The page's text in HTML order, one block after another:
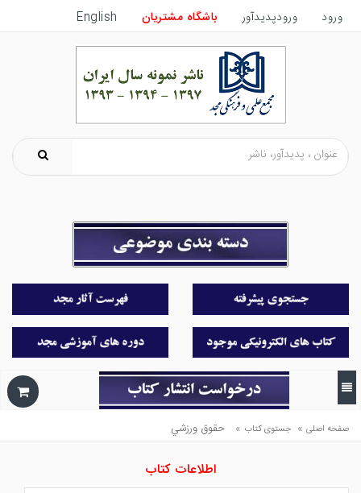
ورود ورودپدیدآور باشگاه مشتریان English
صفحه اصلی » جستوی کتاب » حقوق ورزشي
اطلاعات کتاب